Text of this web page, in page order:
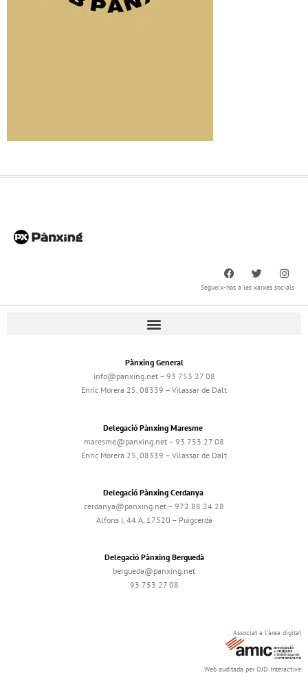
Segueix-nos a les xarxes socials
Pànxing General
info@panxing.net – 93 753 27 08
Enric Morera 25, 08339 – Vilassar de Dalt
Delegació Pànxing Maresme
maresme@panxing.net – 93 753 27 08
Enric Morera 25, 08339 – Vilassar de Dalt
Delegació Pànxing Cerdanya
cerdanya@panxing.net – 972 88 24 28
Alfons I, 44 A, 17520 – Puigcerdà
Delegació Pànxing Berguedà
bergueda@panxing.net
93 753 27 08
Associat a l'àrea digital
Web auditada per OJD Interactive